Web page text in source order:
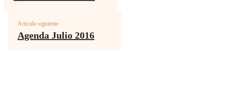
Artículo siguiente
Agenda Julio 2016